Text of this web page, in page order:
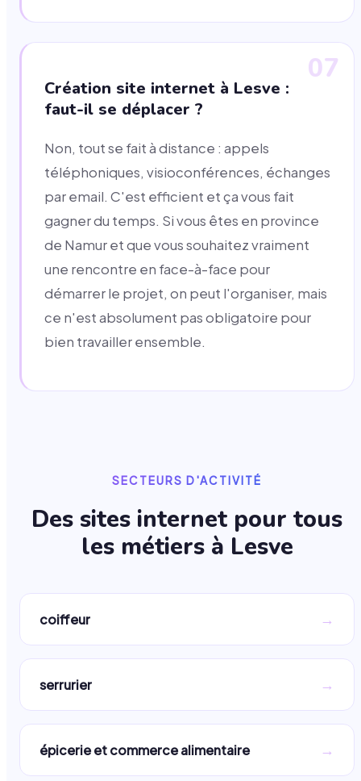
07
Création site internet à Lesve :
faut-il se déplacer ?
Non, tout se fait à distance : appels
téléphoniques, visioconférences, échanges
par email. C'est efficient et ça vous fait
gagner du temps. Si vous êtes en province
de Namur et que vous souhaitez vraiment
une rencontre en face-à-face pour
démarrer le projet, on peut l'organiser, mais
ce n'est absolument pas obligatoire pour
bien travailler ensemble.
SECTEURS D'ACTIVITÉ
Des sites internet pour tous
les métiers à Lesve
coiffeur →
serrurier →
épicerie et commerce alimentaire →